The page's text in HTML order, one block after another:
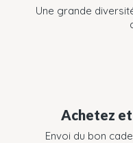
Une grande
Achetez
Envoi du bon